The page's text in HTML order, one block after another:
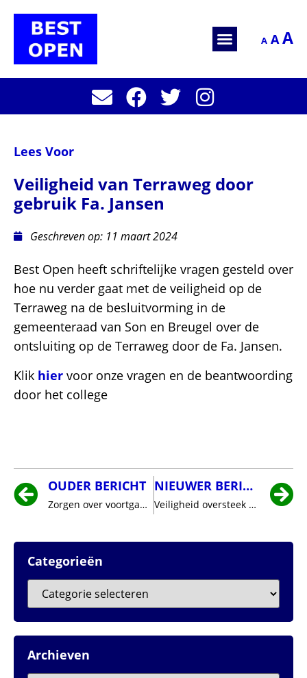
A A A
Lees Voor
Veiligheid van Terraweg door
gebruik Fa. Jansen
Geschreven op: 11 maart 2024
Best Open heeft schriftelijke vragen gesteld over
hoe nu verder gaat met de veiligheid op de
Terraweg na de besluitvorming in de
gemeenteraad van Son en Breugel over de
ontsluiting op de Terraweg door de Fa. Jansen.
Klik hier voor onze vragen en de beantwoording
door het college
OUDER BERICHT
Zorgen over voortgang gebiedsontwikkeling De Vleut
NIEUWER BERICHT
Veiligheid oversteek Oirschotseweg
Categorieën
Archieven